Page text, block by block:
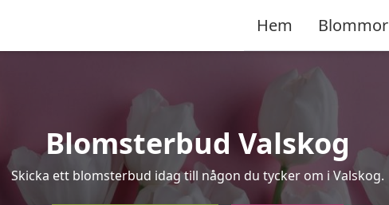
Hem Blommor
Blomsterbud Valskog
Skicka ett blomsterbud idag till någon du tycker om i Valskog.